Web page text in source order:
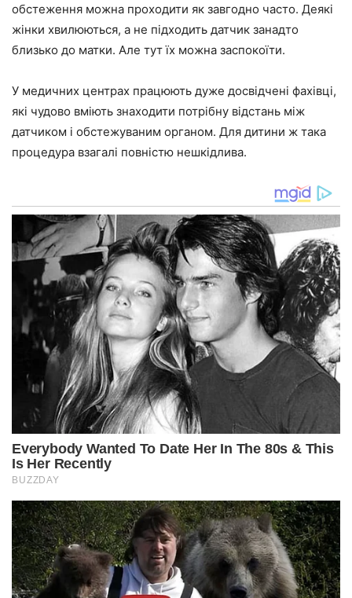
обстеження можна проходити як завгодно часто. Деякі
жінки хвилюються, а не підходить датчик занадто
близько до матки. Але тут їх можна заспокоїти.
У медичних центрах працюють дуже досвідчені фахівці,
які чудово вміють знаходити потрібну відстань між
датчиком і обстежуваним органом. Для дитини ж така
процедура взагалі повністю нешкідлива.